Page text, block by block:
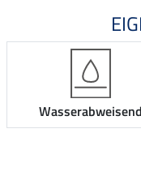
Wasserabweisend